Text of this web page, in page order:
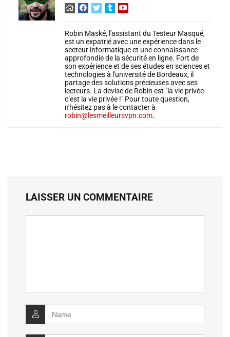
Robin Maské, l'assistant du Testeur Masqué,
est un expatrié avec une expérience dans le
secteur informatique et une connaissance
approfondie de la sécurité en ligne. Fort de
son expérience et de ses études en sciences et
technologies à l'université de Bordeaux, il
partage des solutions précieuses avec ses
lecteurs. La devise de Robin est "la vie privée
c’est la vie privée !" Pour toute question,
n'hésitez pas à le contacter à
robin@lesmeilleursvpn.com.
LAISSER UN COMMENTAIRE